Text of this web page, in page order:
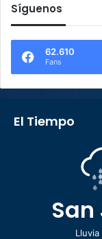
Síguenos
62.610
Fans
El Tiempo
San
Lluvia